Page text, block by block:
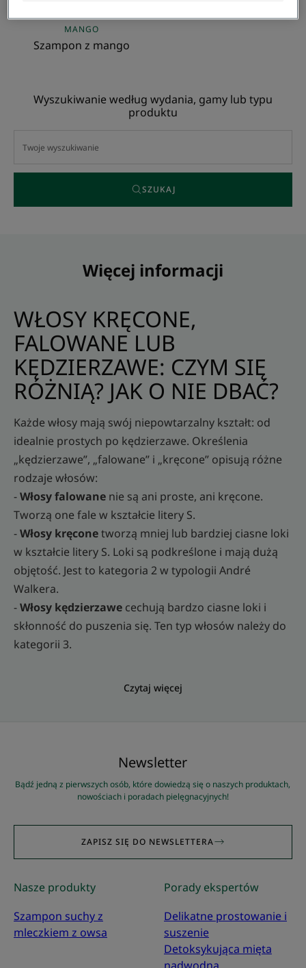
MANGO
Szampon z mango
Wyszukiwanie według wydania, gamy lub typu
produktu
SZUKAJ
Więcej informacji
WŁOSY KRĘCONE,
FALOWANE LUB
KĘDZIERZAWE: CZYM SIĘ
RÓŻNIĄ? JAK O NIE DBAĆ?
Każde włosy mają swój niepowtarzalny kształt: od
idealnie prostych po kędzierzawe. Określenia
„kędzierzawe”, „falowane” i „kręcone” opisują różne
rodzaje włosów:
-Włosy falowane nie są ani proste, ani kręcone.
Tworzą one fale w kształcie litery S.
-Włosy kręconetworzą mniej lub bardziej ciasne loki
w kształcie litery S. Loki są podkreślone i mają dużą
objętość. Jest to kategoria 2 w typologii André
Walkera.
-Włosy kędzierzawe cechują bardzo ciasne loki i
skłonność do puszenia się. Ten typ włosów należy do
kategorii 3.
Czytaj więcej
Newsletter
Bądź jedną z pierwszych osób, które dowiedzą się o naszych produktach,
nowościach i poradach pielęgnacyjnych!
ZAPISZ SIĘ DO NEWSLETTERA
Nasze produkty
Szampon suchy z
mleczkiem z owsa
Porady ekspertów
Delikatne prostowanie i
suszenie
Detoksykująca mięta